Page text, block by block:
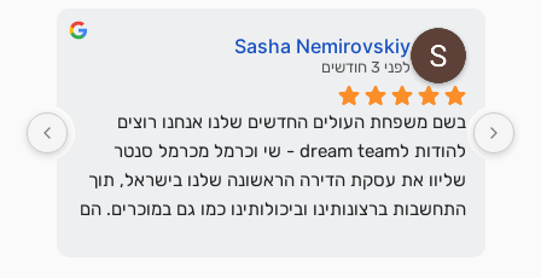
Sasha Nemirovskiy
לפני 3 חודשים
בשם משפחת העולים החדשים שלנו אנחנו רוצים
להודות לdream team - שי וכרמל מכרמל סנטר
שליוו את עסקת הדירה הראשונה שלנו בישראל, תוך
התחשבות ברצונותינו וביכולותינו כמו גם במוכרים. הם